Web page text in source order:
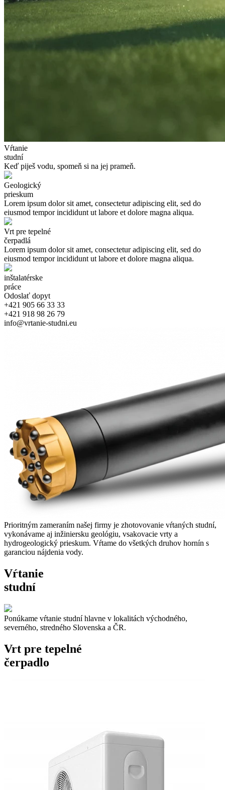
Vŕtanie
studní
Keď piješ vodu, spomeň si na jej prameň.
Geologický
prieskum
Lorem ipsum dolor sit amet, consectetur adipiscing elit, sed do
eiusmod tempor incididunt ut labore et dolore magna aliqua.
Vrt pre tepelné
čerpadlá
Lorem ipsum dolor sit amet, consectetur adipiscing elit, sed do
eiusmod tempor incididunt ut labore et dolore magna aliqua.
inštalatérske
práce
Odoslať dopyt
+421 905 66 33 33
+421 918 98 26 79
info@vrtanie-studni.eu
Prioritným zameraním našej firmy je zhotovovanie vŕtaných studní,
vykonávame aj inžiniersku geológiu, vsakovacie vrty a
hydrogeologický prieskum. Vŕtame do všetkých druhov hornín s
garanciou nájdenia vody.
Vŕtanie
studní
Ponúkame vŕtanie studní hlavne v lokalitách východného,
severného, stredného Slovenska a ČR.
Vrt pre tepelné
čerpadlo